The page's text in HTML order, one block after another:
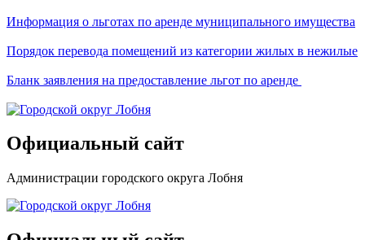
Информация о льготах по аренде муниципального имущества
Порядок перевода помещений из категории жилых в нежилые
Бланк заявления на предоставление льгот по аренде
Официальный сайт
Администрации городского округа Лобня